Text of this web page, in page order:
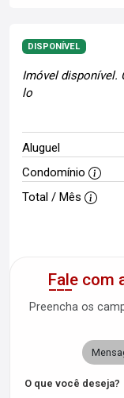
DISPONÍVEL
Imóvel disponível.
lo
Aluguel
Condomínio
Total / Mês
Fale com
Preencha os
O que você deseja?